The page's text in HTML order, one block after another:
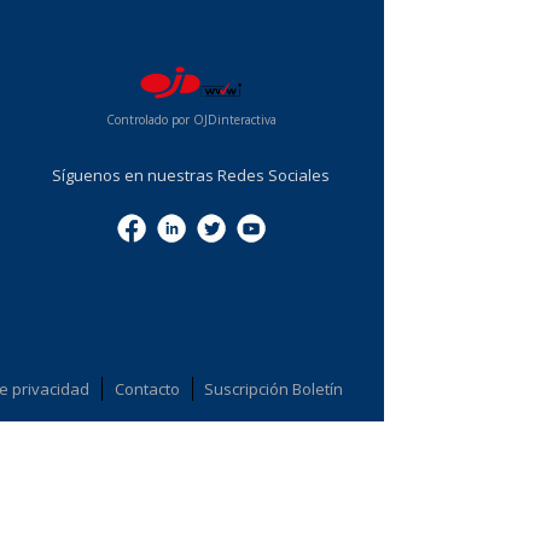
Controlado por OJDinteractiva
Síguenos en nuestras Redes Sociales
privacidad Contacto Suscripción Boletín